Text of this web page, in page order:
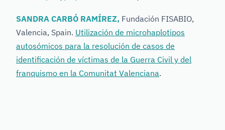
SANDRA CARBÓ RAMÍREZ, Fundación FISABIO,
Valencia, Spain. Utilización de microhaplotipos
autosómicos para la resolución de casos de
identificación de víctimas de la Guerra Civil y del
franquismo en la Comunitat Valenciana.